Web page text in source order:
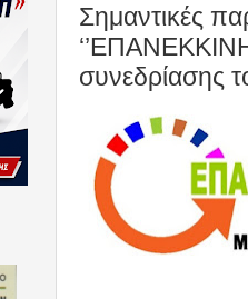
Σημαντικές
συνεδρίασης